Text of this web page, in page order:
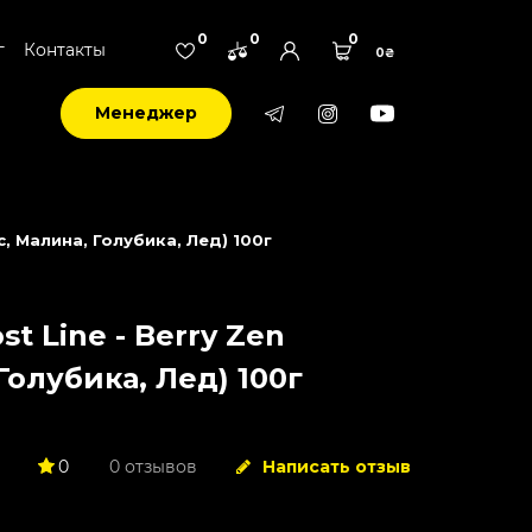
Контакты
0 0 0
0₴
Менеджер
Малина, Голубика, Лед) 100г
Line - Berry Zen
Лед) 100г
0 0 отзывов Написать отзыв